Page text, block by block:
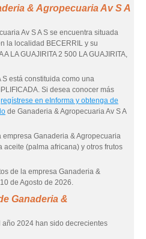
& Agropecuaria Av S A
Av S A S se encuentra situada
la localidad BECERRIL y su
LA GUAJIRITA 2 500 LA GUAJIRITA,
S está constituida como una
Si desea conocer más
regístrese en eInforma y obtenga de
de Ganaderia & Agropecuaria Av S A
Ganaderia & Agropecuaria
aceite (palma africana) y otros frutos
de la empresa Ganaderia &
de Agosto de 2026.
Ganaderia &
2024 han sido decrecientes